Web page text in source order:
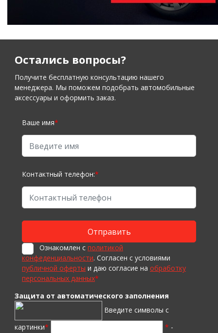
Остались вопросы?
Получите бесплатную консультацию нашего
менеджера. Мы поможем подобрать автомобильные
аксессуары и оформить заказ.
Ваше имя*
Контактный телефон:*
Ознакомлен с политикой
конфеденциальности. Согласен с условиями
публичной оферты и даю согласие на обработку
персональных данных*
Защита от автоматического заполнения
Введите символы с
картинки* * -